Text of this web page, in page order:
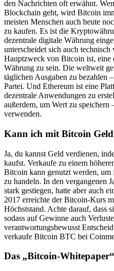
den Nachrichten oft erwähnt.
Blockchain geht, wird Bitcoin
meisten Menschen auch heute
zu kaufen. Es ist die
dezentrale digitale Währung
unterscheidet sich auch
Hauptzweck von Bitcoin ist, eine
Währung zu sein. Die weltweit
täglichen Ausgaben zu bezahlen
Partei. Und Ethereum ist eine
dezentrale Anwendungen zu
außerdem, um Wert zu
verwenden.
Kann ich mit Bitcoin
Ja, du kannst Geld verdienen,
kaufst. Verkaufe zu einem
Bitcoin kann genutzt werden,
zu handeln. In den vergangenen
stark gestiegen, hatte aber auch
2017 erreichte der Bitcoin-Kurs
Höchststand. Achte darauf, dass
sodass auf Gewinne auch
verantwortungsbewusst
verkaufe Bitcoin BTC bei
Das „Bitcoin-Whitepaper“